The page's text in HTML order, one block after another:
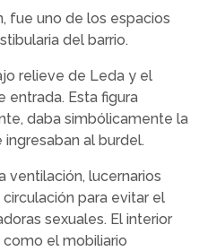
fue uno de los espacios
del barrio.
relieve de Leda y el
entrada. Esta figura
daba simbólicamente la
al burdel.
ventilación, lucernarios
para evitar el
sexuales. El interior
el mobiliario